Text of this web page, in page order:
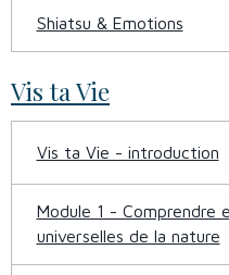
Shiatsu & Emotions
Vis ta Vie
Vis ta Vie - introduction
Module 1 - Comprendre
universelles de la nature